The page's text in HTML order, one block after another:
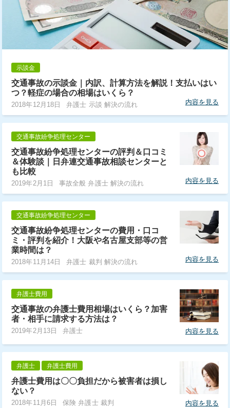
示談金
交通事故の示談金｜内訳、計算方法を解説！支払いはい
つ？軽症の場合の相場はいくら？
2018年12月18日 弁護士 示談 解決の流れ 内容を見る
交通事故紛争処理センター
交通事故紛争処理センターの評判＆口コミ
＆体験談｜日弁連交通事故相談センターと
も比較
2019年2月1日 事故全般 弁護士 解決の流れ 内容を見る
交通事故紛争処理センター
交通事故紛争処理センターの費用・口コ
ミ・評判を紹介！大阪や名古屋支部等の営
業時間は？
2018年11月14日 弁護士 裁判 解決の流れ 内容を見る
弁護士費用
交通事故の弁護士費用相場はいくら？加害
者・相手に請求する方法は？
2019年2月13日 弁護士 内容を見る
弁護士 弁護士費用
弁護士費用は〇〇負担だから被害者は損し
ない？
2018年11月6日 保険 弁護士 裁判 内容を見る